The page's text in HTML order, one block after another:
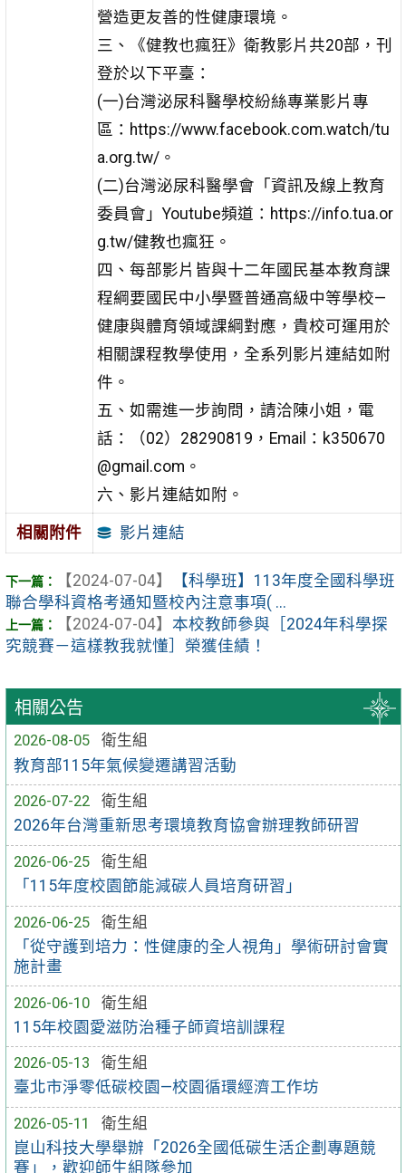
相關公告
2026-08-05
衛生組
教育部115年氣候變遷講習活動
2026-07-22
衛生組
2026年台灣重新思考環境教育協會辦理教師研習
2026-06-25
衛生組
「115年度校園節能減碳人員培育研習」
2026-06-25
衛生組
「從守護到培力：性健康的全人視角」學術研討會實
施計畫
2026-06-10
衛生組
115年校園愛滋防治種子師資培訓課程
2026-05-13
衛生組
臺北市淨零低碳校園—校園循環經濟工作坊
2026-05-11
衛生組
崑山科技大學舉辦「2026全國低碳生活企劃專題競
賽」，歡迎師生組隊參加
營造更友善的性健康環境。
三、《健教也瘋狂》衛教影片共20部，刊
登於以下平臺：
(一)台灣泌尿科醫學校紛絲專業影片專
區：https://www.facebook.com.watch/tu
a.org.tw/。
(二)台灣泌尿科醫學會「資訊及線上教育
委員會」Youtube頻道：https://info.tua.or
g.tw/健教也瘋狂。
四、每部影片皆與十二年國民基本教育課
程綱要國民中小學暨普通高級中等學校—
健康與體育領域課綱對應，貴校可運用於
相關課程教學使用，全系列影片連結如附
件。
五、如需進一步詢問，請洽陳小姐，電
話：（02）28290819，Email：k350670
@gmail.com。
六、影片連結如附。
相關附件 影片連結
【2024-07-04】
【科學班】113年度全國科學班
聯合學科資格考通知暨校內注意事項( ...
【2024-07-04】 本校教師參與［2024年科學探
究競賽－這樣教我就懂］榮獲佳績！